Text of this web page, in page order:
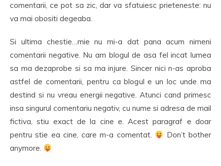
comentarii, ce pot sa zic, dar va sfatuiesc prieteneste: nu
va mai obositi degeaba.
Si ultima chestie…mie nu mi-a dat pana acum nimeni
comentarii negative. Nu am blogul de asa fel incat lumea
sa ma dezaprobe si sa ma injure. Sincer nici n-as aproba
astfel de comentarii, pentru ca blogul e un loc unde ma
destind si nu vreau energii negative. Atunci cand primesc
insa singurul comentariu negativ, cu nume si adresa de mail
fictiva, stiu exact de la cine e. Acest paragraf e doar
pentru stie ea cine, care m-a comentat.
Don’t bother
anymore.